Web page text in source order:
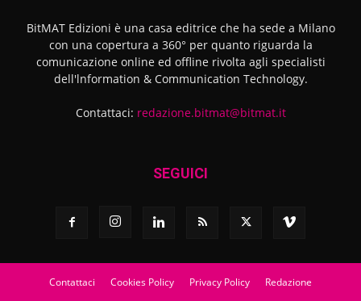
BitMAT Edizioni è una casa editrice che ha sede a Milano
con una copertura a 360° per quanto riguarda la
comunicazione online ed offline rivolta agli specialisti
dell'lnformation & Communication Technology.
Contattaci: redazione.bitmat@bitmat.it
SEGUICI
Contattaci Cookies Policy Privacy Policy Redazione